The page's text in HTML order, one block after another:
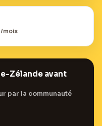
mois
Zélande avant
par la communauté